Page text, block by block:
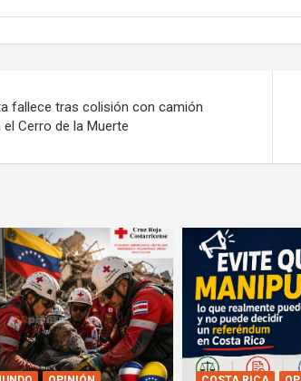
fallece tras colisión con camión
Cerro de la Muerte